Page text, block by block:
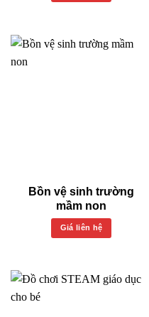
Bồn vệ sinh trường
mầm non
Giá liên hệ